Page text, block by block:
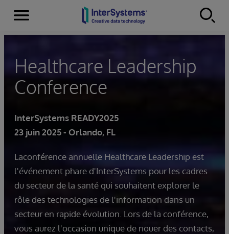
Skip to content
Menu
Healthcare Leadership
Conference
InterSystems READY2025
23 juin 2025 - Orlando, FL
Laconférence annuelle Healthcare Leadership est
l'événement phare d'InterSystems pour les cadres
du secteur de la santé qui souhaitent explorer le
rôle des technologies de l'information dans un
secteur en rapide évolution. Lors de la conférence,
vous aurez l'occasion unique de nouer des contacts,